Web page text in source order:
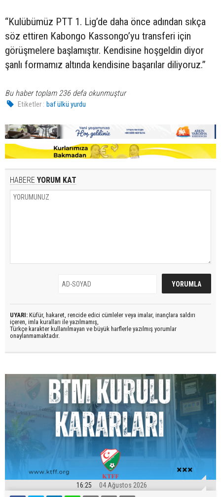
“Kulübümüz PTT 1. Lig’de daha önce adından sıkça
söz ettiren Kabongo Kassongo’yu transferi için
görüşmelere başlamıştır. Kendisine hoşgeldin diyor
şanlı formamız altında kendisine başarılar diliyoruz.”
Bu haber toplam 236 defa okunmuştur
Etiketler : baf ülkü yurdu
HABERE YORUM KAT
UYARI: Küfür, hakaret, rencide edici cümleler veya imalar, inançlara saldırı
içeren, imla kuralları ile yazılmamış,
Türkçe karakter kullanılmayan ve büyük harflerle yazılmış yorumlar
onaylanmamaktadır.
16:25 04 Ağustos 2026